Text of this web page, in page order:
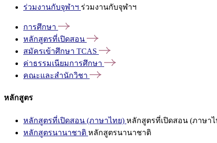
ร่วมงานกับจุฬาฯ ร่วมงานกับจุฬาฯ
การศึกษา
หลักสูตรที่เปิดสอน
สมัครเข้าศึกษา TCAS
ค่าธรรมเนียมการศึกษา
คณะและสำนักวิชา
หลักสูตร
หลักสูตรที่เปิดสอน (ภาษาไทย) หลักสูตรที่เปิดสอน (ภาษาไ
หลักสูตรนานาชาติ หลักสูตรนานาชาติ